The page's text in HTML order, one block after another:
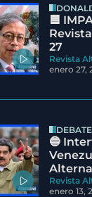
🟦
27
Revista
enero 27,
🔵
Revista
enero 13,